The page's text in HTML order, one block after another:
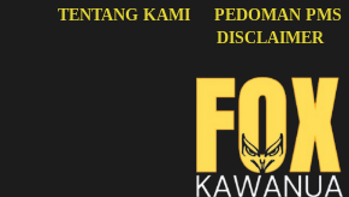
TENTANG KAMI PEDOMAN PMS
DISCLAIMER